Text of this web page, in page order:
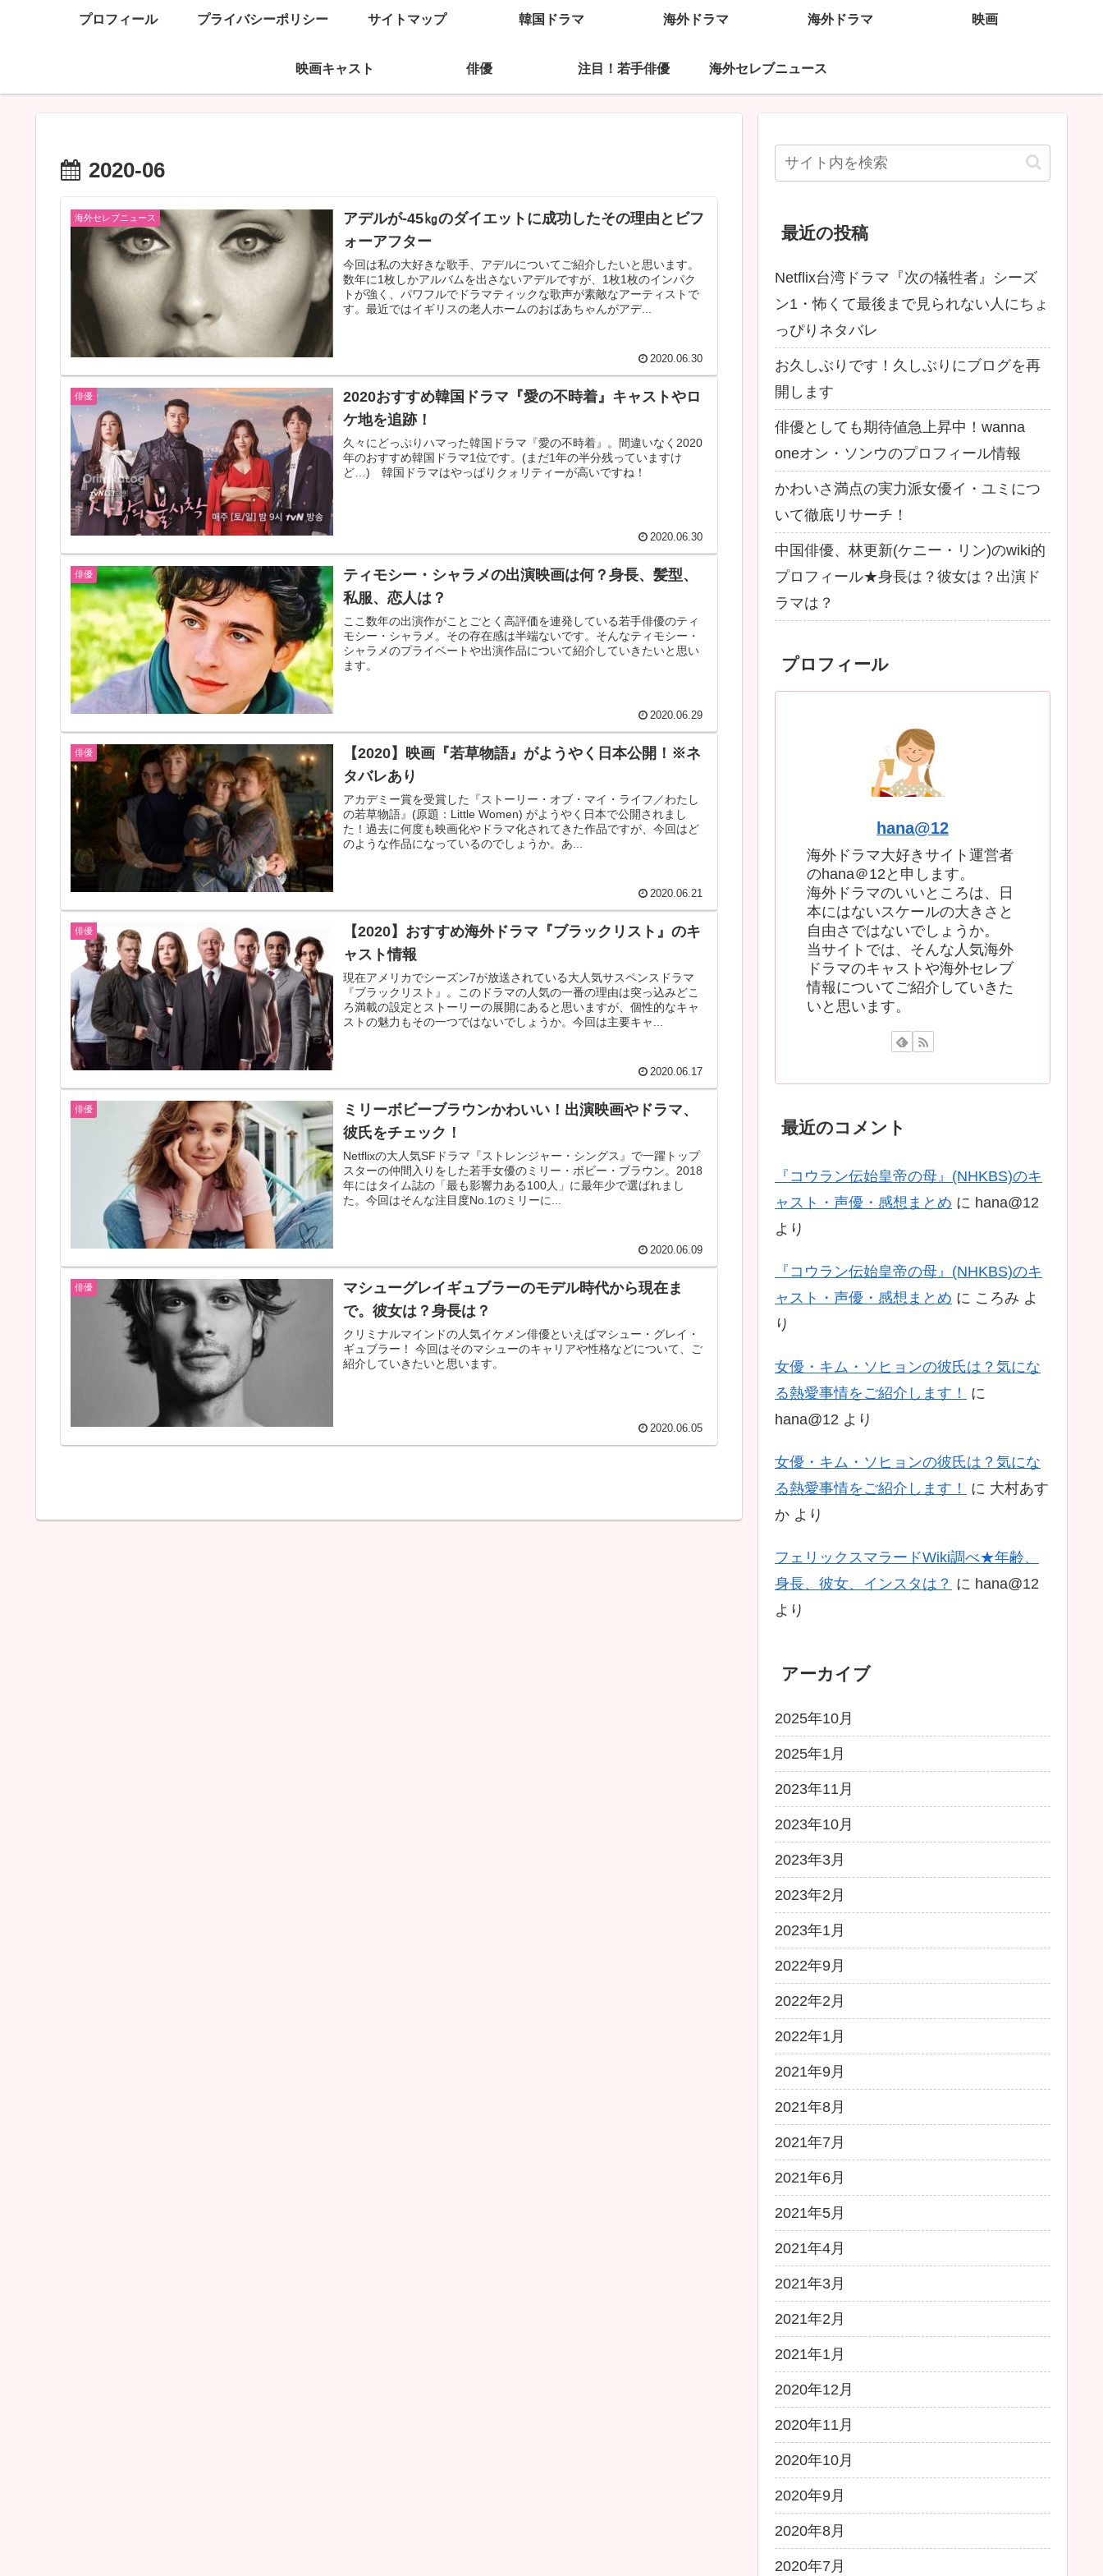
プロフィール プライバシーポリシー サイトマップ 韓国ドラマ 海外ドラマ 海外ドラマ 映画
映画キャスト 俳優 注目！若手俳優 海外セレブニュース
2020-06
海外セレブニュース
アデルが‐45㎏のダイエットに成功したその理由とビフ
ォーアフター
今回は私の大好きな歌手、アデルについてご紹介したいと思います。
数年に1枚しかアルバムを出さないアデルですが、1枚1枚のインパク
トが強く、パワフルでドラマティックな歌声が素敵なアーティストで
す。最近ではイギリスの老人ホームのおばあちゃんがアデ...
2020.06.30
俳優
2020おすすめ韓国ドラマ『愛の不時着』キャストやロ
ケ地を追跡！
久々にどっぷりハマった韓国ドラマ『愛の不時着』。間違いなく2020
年のおすすめ韓国ドラマ1位です。(まだ1年の半分残っていますけ
ど…) 韓国ドラマはやっぱりクォリティーが高いですね！
2020.06.30
俳優
ティモシー・シャラメの出演映画は何？身長、髪型、
私服、恋人は？
ここ数年の出演作がことごとく高評価を連発している若手俳優のティ
モシー・シャラメ。その存在感は半端ないです。そんなティモシー・
シャラメのプライベートや出演作品について紹介していきたいと思い
ます。
2020.06.29
俳優
【2020】映画『若草物語』がようやく日本公開！※ネ
タバレあり
アカデミー賞を受賞した『ストーリー・オブ・マイ・ライフ／わたし
の若草物語』(原題：Little Women) がようやく日本で公開されまし
た！過去に何度も映画化やドラマ化されてきた作品ですが、今回はど
のような作品になっているのでしょうか。あ...
2020.06.21
俳優
【2020】おすすめ海外ドラマ『ブラックリスト』のキ
ャスト情報
現在アメリカでシーズン7が放送されている大人気サスペンスドラマ
『ブラックリスト』。このドラマの人気の一番の理由は突っ込みどこ
ろ満載の設定とストーリーの展開にあると思いますが、個性的なキャ
ストの魅力もその一つではないでしょうか。今回は主要キャ...
2020.06.17
俳優
ミリーボビーブラウンかわいい！出演映画やドラマ、
彼氏をチェック！
Netflixの大人気SFドラマ『ストレンジャー・シングス』で一躍トップ
スターの仲間入りをした若手女優のミリー・ボビー・ブラウン。2018
年にはタイム誌の「最も影響力ある100人」に最年少で選ばれまし
た。今回はそんな注目度No.1のミリーに...
2020.06.09
俳優
マシューグレイギュブラーのモデル時代から現在ま
で。彼女は？身長は？
クリミナルマインドの人気イケメン俳優といえばマシュー・グレイ・
ギュブラー！ 今回はそのマシューのキャリアや性格などについて、ご
紹介していきたいと思います。
2020.06.05
最近の投稿
Netflix台湾ドラマ『次の犠牲者』シーズ
ン1・怖くて最後まで見られない人にちょ
っぴりネタバレ
お久しぶりです！久しぶりにブログを再
開します
俳優としても期待値急上昇中！wanna
oneオン・ソンウのプロフィール情報
かわいさ満点の実力派女優イ・ユミにつ
いて徹底リサーチ！
中国俳優、林更新(ケニー・リン)のwiki的
プロフィール★身長は？彼女は？出演ド
ラマは？
プロフィール
hana@12
海外ドラマ大好きサイト運営者
のhana＠12と申します。
海外ドラマのいいところは、日
本にはないスケールの大きさと
自由さではないでしょうか。
当サイトでは、そんな人気海外
ドラマのキャストや海外セレブ
情報についてご紹介していきた
いと思います。
最近のコメント
『コウラン伝始皇帝の母』(NHKBS)のキ
ャスト・声優・感想まとめ に hana@12
より
『コウラン伝始皇帝の母』(NHKBS)のキ
ャスト・声優・感想まとめ に ころみ よ
り
女優・キム・ソヒョンの彼氏は？気にな
る熱愛事情をご紹介します！
に
hana@12 より
女優・キム・ソヒョンの彼氏は？気にな
る熱愛事情をご紹介します！
に 大村あす
か より
フェリックスマラードWiki調べ★年齢、
身長、彼女、インスタは？ に hana@12
より
アーカイブ
2025年10月
2025年1月
2023年11月
2023年10月
2023年3月
2023年2月
2023年1月
2022年9月
2022年2月
2022年1月
2021年9月
2021年8月
2021年7月
2021年6月
2021年5月
2021年4月
2021年3月
2021年2月
2021年1月
2020年12月
2020年11月
2020年10月
2020年9月
2020年8月
2020年7月